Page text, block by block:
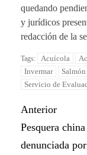
quedando
y jurídicos
redacción de la
Tags: Acuícola
Invermar
Salmón
Servicio de
Anterior
Pesquera china
denunciada